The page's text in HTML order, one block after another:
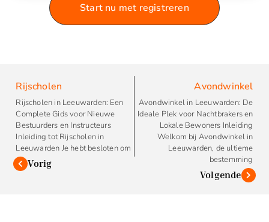
Start nu met registreren
Rijscholen
Rijscholen in Leeuwarden: Een
Complete Gids voor Nieuwe
Bestuurders en Instructeurs
Inleiding tot Rijscholen in
Leeuwarden Je hebt besloten om
Vorig
Avondwinkel
Avondwinkel in Leeuwarden: De
Ideale Plek voor Nachtbrakers en
Lokale Bewoners Inleiding
Welkom bij Avondwinkel in
Leeuwarden, de ultieme
bestemming
Volgende